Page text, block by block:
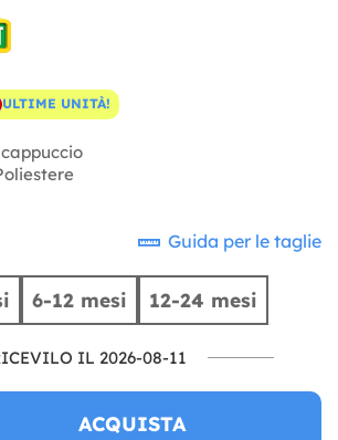
ULTIME UNITÀ!
Guida per le taglie
6-12 mesi 12-24 mesi
IL 2026-08-11
ACQUISTA